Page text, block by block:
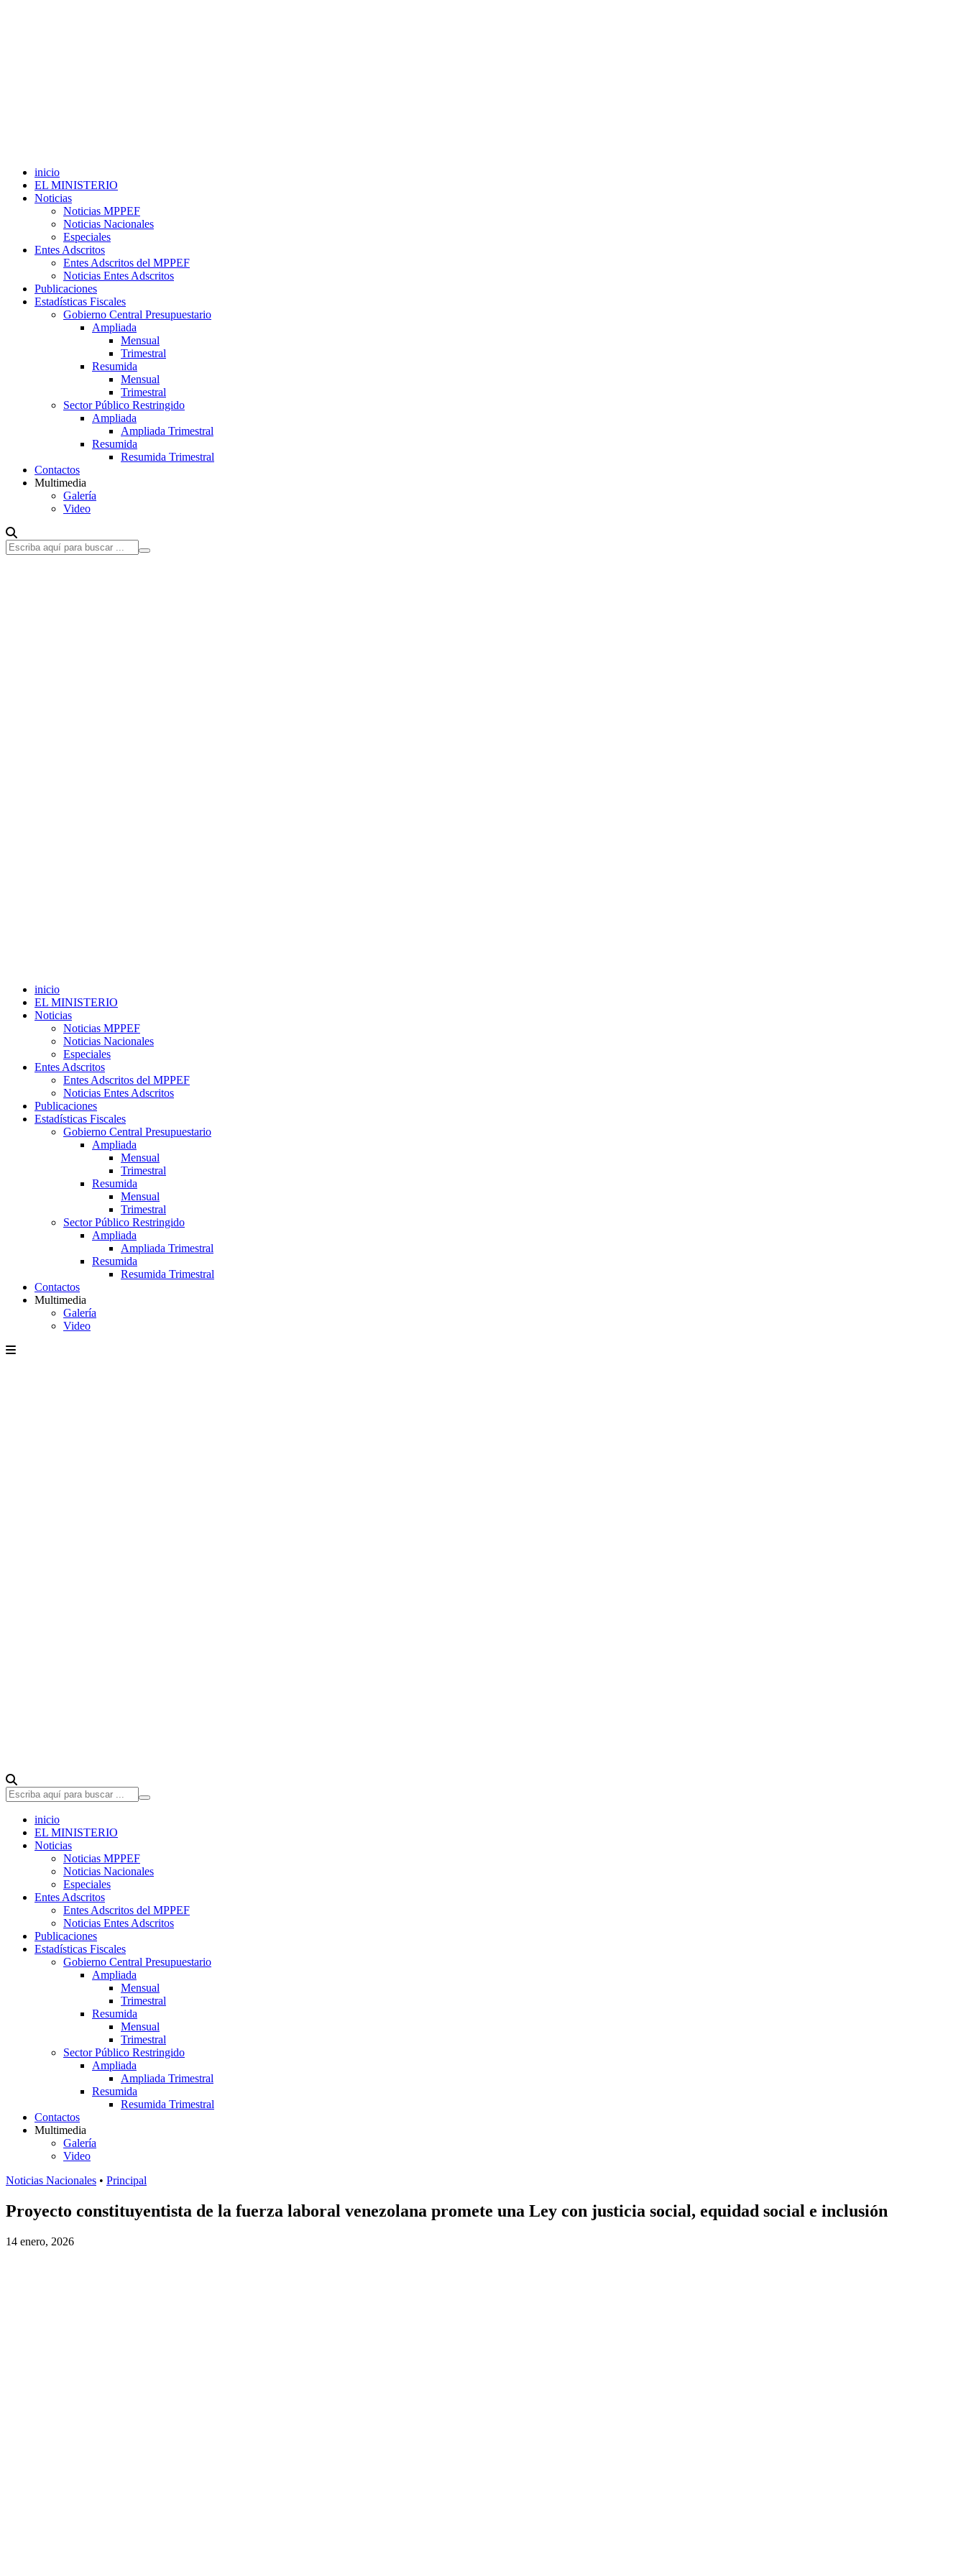
inicio
EL MINISTERIO
Noticias
Noticias MPPEF
Noticias Nacionales
Especiales
Entes Adscritos
Entes Adscritos del MPPEF
Noticias Entes Adscritos
Publicaciones
Estadísticas Fiscales
Gobierno Central Presupuestario
Ampliada
Mensual
Trimestral
Resumida
Mensual
Trimestral
Sector Público Restringido
Ampliada
Ampliada Trimestral
Resumida
Resumida Trimestral
Contactos
Multimedia
Galería
Video
inicio
EL MINISTERIO
Noticias
Noticias MPPEF
Noticias Nacionales
Especiales
Entes Adscritos
Entes Adscritos del MPPEF
Noticias Entes Adscritos
Publicaciones
Estadísticas Fiscales
Gobierno Central Presupuestario
Ampliada
Mensual
Trimestral
Resumida
Mensual
Trimestral
Sector Público Restringido
Ampliada
Ampliada Trimestral
Resumida
Resumida Trimestral
Contactos
Multimedia
Galería
Video
inicio
EL MINISTERIO
Noticias
Noticias MPPEF
Noticias Nacionales
Especiales
Entes Adscritos
Entes Adscritos del MPPEF
Noticias Entes Adscritos
Publicaciones
Estadísticas Fiscales
Gobierno Central Presupuestario
Ampliada
Mensual
Trimestral
Resumida
Mensual
Trimestral
Sector Público Restringido
Ampliada
Ampliada Trimestral
Resumida
Resumida Trimestral
Contactos
Multimedia
Galería
Video
Noticias Nacionales • Principal
Proyecto constituyentista de la fuerza laboral venezolana promete una Ley con justicia social, equidad social e inclusión
14 enero, 2026